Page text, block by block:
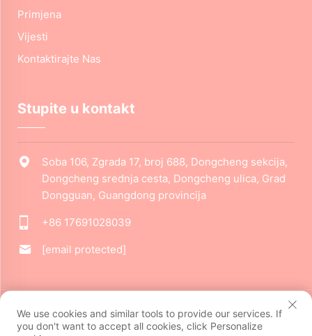
Primjena
Vijesti
Kontaktirajte Nas
Stupite u kontakt
Soba 106, Zgrada 17, broj 688, Dongcheng sekcija,
Dongcheng srednja cesta, Dongcheng ulica, Grad
Dongguan, Guangdong provincija
+86 17691028039
[email protected]
Autorska prava © 2024 Dongguan Jiarui Cultural Creative Co.,
Ltd. Sva prava pridržana. Politika privatnosti
We use cookies and similar tools to provide our services. If
you don't want to accept all cookies, click Personalize